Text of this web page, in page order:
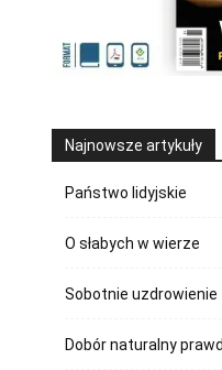
Najnowsze artykuły
Państwo lidyjskie
O słabych w wierze
Sobotnie uzdrowienie
Dobór naturalny